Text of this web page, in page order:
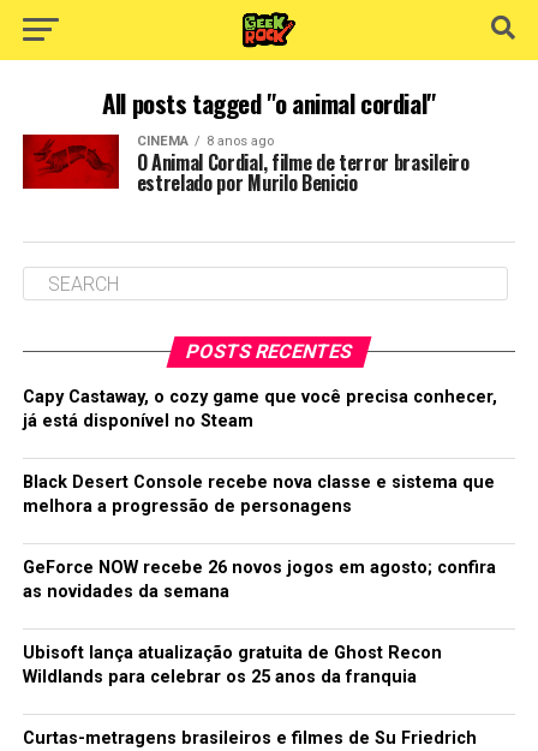
All posts tagged "o animal cordial"
CINEMA 8 anos ago
O Animal Cordial, filme de terror brasileiro
estrelado por Murilo Benicio
POSTS RECENTES
Capy Castaway, o cozy game que você precisa conhecer,
já está disponível no Steam
Black Desert Console recebe nova classe e sistema que
melhora a progressão de personagens
GeForce NOW recebe 26 novos jogos em agosto; confira
as novidades da semana
Ubisoft lança atualização gratuita de Ghost Recon
Wildlands para celebrar os 25 anos da franquia
Curtas-metragens brasileiros e filmes de Su Friedrich